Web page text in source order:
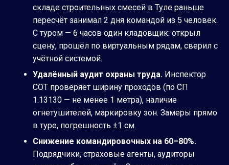
складе строительных смесей в Туле раньше
пересчёт занимал 2 дня командой из 5 человек.
С туром — 6 часов один кладовщик: открыл
сцену, прошёл по виртуальным рядам, сверил с
учётной системой.
Удалённый аудит охраны труда. Инспектор
СОТ проверяет ширину проходов (по СП
1.13130 — не менее 1 метра), наличие
огнетушителей, маркировку зон. Замеры прямо
в туре, погрешность ±1 см.
Снижение командировочных на 60–80%.
Подрядчики, страховые агенты, аудиторы